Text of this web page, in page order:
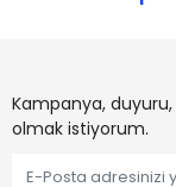
Kampanya,
olmak istiyorum.